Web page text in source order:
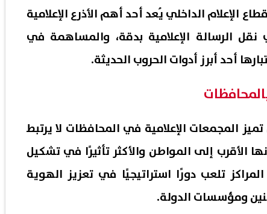
الإعلام الداخلي يُعد أحد أهم الأذرع الإعلامية
نقل الرسالة الإعلامية بدقة، والمساهمة في
أحد أبرز أدوات الحروب الحديثة.
المجمعات الإعلامية في المحافظات لا يرتبط
الأقرب إلى المواطن والأكثر تأثيرًا في تشكيل
تلعب دورًا استراتيجيًا في تعزيز الهوية
ومؤسسات الدولة.
مشاجرة عائلية تنتهي بإصابة 3
طرفي الواقعة
اعرف موقفك.. هل يحق للطالب دخول